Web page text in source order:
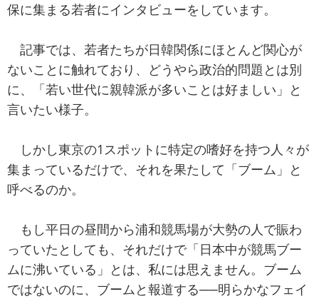
保に集まる若者にインタビューをしています。
記事では、若者たちが日韓関係にほとんど関心が
ないことに触れており、どうやら政治的問題とは別
に、「若い世代に親韓派が多いことは好ましい」と
言いたい様子。
しかし東京の1スポットに特定の嗜好を持つ人々が
集まっているだけで、それを果たして「ブーム」と
呼べるのか。
もし平日の昼間から浦和競馬場が大勢の人で賑わ
っていたとしても、それだけで「日本中が競馬ブー
ムに沸いている」とは、私には思えません。ブーム
ではないのに、ブームと報道する──明らかなフェイ